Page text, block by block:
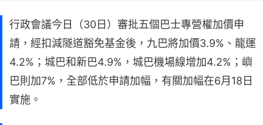
行政會議今日（30日）審批五個巴士專營權加價申
請，經扣減隧道豁免基金後，九巴將加價3.9%、龍運
4.2%；城巴和新巴4.9%，城巴機場線增加4.2%；嶼
巴則加7%，全部低於申請加幅，有關加幅在6月18日
實施。